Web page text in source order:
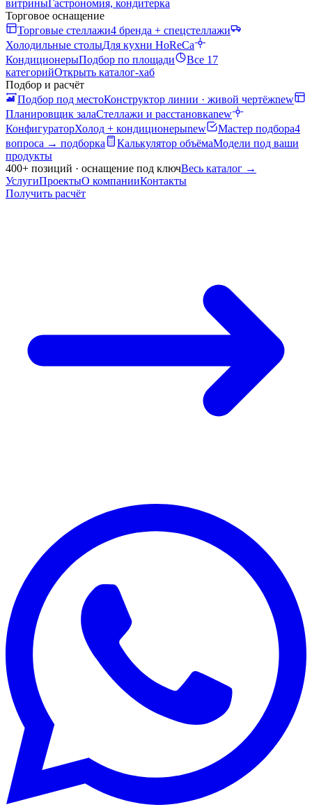
витриныГастрономия, кондитерка
Торговое оснащение
Торговые стеллажи4 бренда + спецстеллажи
Холодильные столыДля кухни HoReCa
КондиционерыПодбор по площади
Все 17
категорийОткрыть каталог-хаб
Подбор и расчёт
Подбор под местоКонструктор линии · живой чертёжnew
Планировщик залаСтеллажи и расстановкаnew
КонфигураторХолод + кондиционерыnew Мастер подбора4
вопроса → подборка
Калькулятор объёмаМодели под ваши
продукты
400+ позиций · оснащение под ключВесь каталог →
УслугиПроектыО компанииКонтакты
Получить расчёт